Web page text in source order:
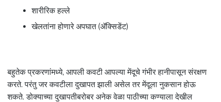
शारीरिक हल्ले
खेलतांना होणारे अपघात (ॲक्सिडेंट)
बहुतेक प्रकरणांमध्ये, आपली कवटी आपल्या मेंदूचे गंभीर हानीपासून संरक्षण
करते. परंतु जर कवटीला दुखापत झाली असेल तर मेंदूला नुकसान होऊ
शकते. डोक्याच्या दुखापतीबरोबर अनेक वेळा पाठीच्या कण्याला देखील